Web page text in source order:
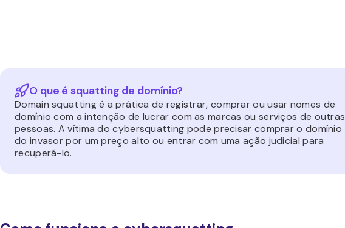
O que é squatting de domínio?
Domain squattingé a prática de registrar, comprar ou usar nomes de
domínio com a intenção de lucrar com as marcas ou serviços de outras
pessoas. A vítima do cybersquatting pode precisar comprar o domínio
do invasor por um preço alto ou entrar com uma ação judicial para
recuperá-lo.